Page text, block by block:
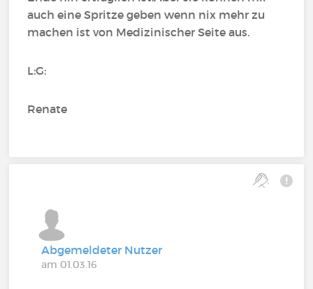
auch eine Spritze geben wenn nix mehr zu
machen ist von Medizinischer Seite aus.
L:G:
Renate
Abgemeldeter Nutzer
am 01.03.16